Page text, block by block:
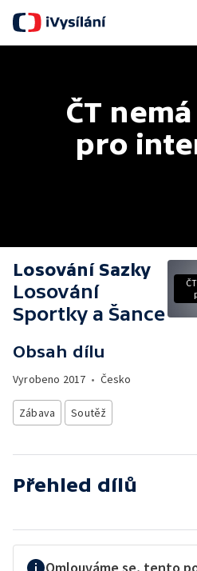
ČT
pro
Losování Sazky
Losování
Sportky a Šance
Obsah dílu
Vyrobeno 2017 • Česko
Zábava Soutěž
Přehled dílů